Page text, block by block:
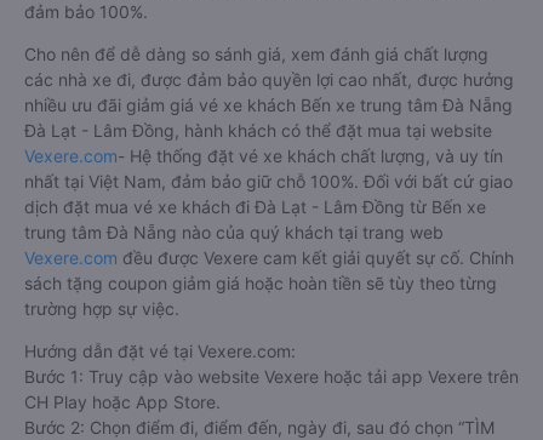
đảm bảo 100%.
Cho nên để dễ dàng so sánh giá, xem đánh giá chất lượng
các nhà xe đi, được đảm bảo quyền lợi cao nhất, được hưởng
nhiều ưu đãi giảm giá vé xe khách Bến xe trung tâm Đà Nẵng
Đà Lạt - Lâm Đồng, hành khách có thể đặt mua tại website
Vexere.com- Hệ thống đặt vé xe khách chất lượng, và uy tín
nhất tại Việt Nam, đảm bảo giữ chỗ 100%. Đối với bất cứ giao
dịch đặt mua vé xe khách đi Đà Lạt - Lâm Đồng từ Bến xe
trung tâm Đà Nẵng nào của quý khách tại trang web
Vexere.com đều được Vexere cam kết giải quyết sự cố. Chính
sách tặng coupon giảm giá hoặc hoàn tiền sẽ tùy theo từng
trường hợp sự việc.
Hướng dẫn đặt vé tại Vexere.com:
Bước 1: Truy cập vào website Vexere hoặc tải app Vexere trên
CH Play hoặc App Store.
Bước 2: Chọn điểm đi, điểm đến, ngày đi, sau đó chọn “TÌM